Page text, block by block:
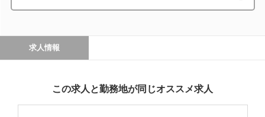
求人情報
この求人と勤務地が同じオススメ求人